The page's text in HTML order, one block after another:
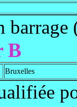
barrage
B
Bruxelles